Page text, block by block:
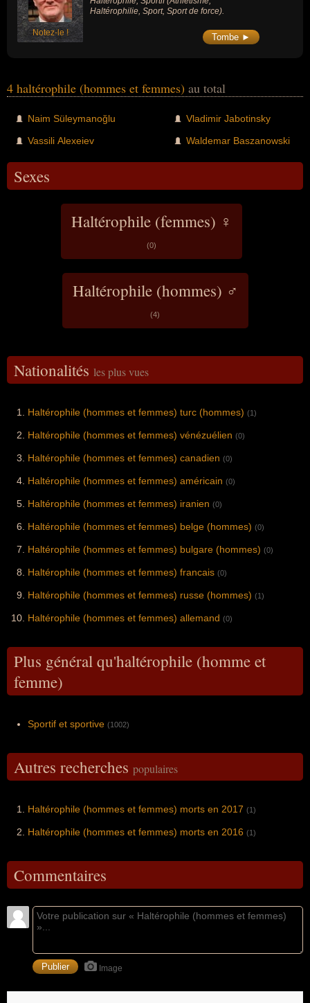
Notez-le !
Haltérophilie, Sport, Sport de force).
Tombe ►
4 haltérophile (hommes et femmes) au total
Naim Süleymanoğlu
Vassili Alexeiev
Vladimir Jabotinsky
Waldemar Baszanowski
Sexes
Haltérophile (femmes) ♀
(0)
Haltérophile (hommes) ♂
(4)
Nationalités les plus vues
Haltérophile (hommes et femmes) turc (hommes) (1)
Haltérophile (hommes et femmes) vénézuélien (0)
Haltérophile (hommes et femmes) canadien (0)
Haltérophile (hommes et femmes) américain (0)
Haltérophile (hommes et femmes) iranien (0)
Haltérophile (hommes et femmes) belge (hommes) (0)
Haltérophile (hommes et femmes) bulgare (hommes) (0)
Haltérophile (hommes et femmes) francais (0)
Haltérophile (hommes et femmes) russe (hommes) (1)
Haltérophile (hommes et femmes) allemand (0)
Plus général qu'haltérophile (homme et
femme)
Sportif et sportive (1002)
Autres recherches populaires
Haltérophile (hommes et femmes) morts en 2017 (1)
Haltérophile (hommes et femmes) morts en 2016 (1)
Commentaires
Image